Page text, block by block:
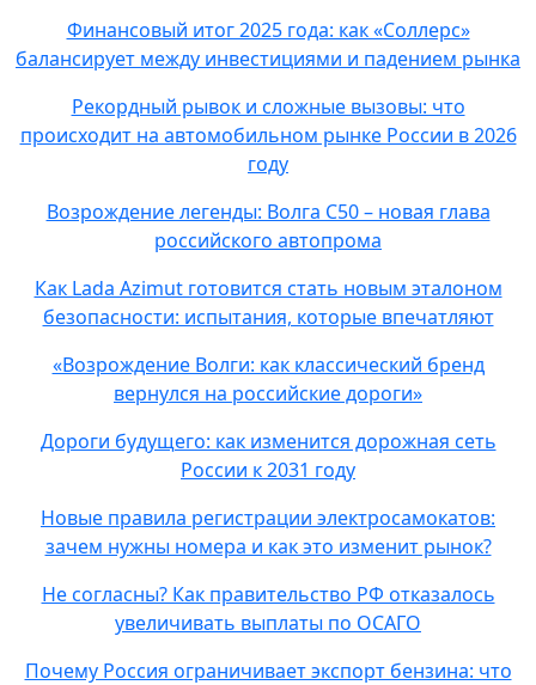
Финансовый итог 2025 года: как «Соллерс»
балансирует между инвестициями и падением рынка
Рекордный рывок и сложные вызовы: что
происходит на автомобильном рынке России в 2026
году
Возрождение легенды: Волга C50 – новая глава
российского автопрома
Как Lada Azimut готовится стать новым эталоном
безопасности: испытания, которые впечатляют
«Возрождение Волги: как классический бренд
вернулся на российские дороги»
Дороги будущего: как изменится дорожная сеть
России к 2031 году
Новые правила регистрации электросамокатов:
зачем нужны номера и как это изменит рынок?
Не согласны? Как правительство РФ отказалось
увеличивать выплаты по ОСАГО
Почему Россия ограничивает экспорт бензина: что